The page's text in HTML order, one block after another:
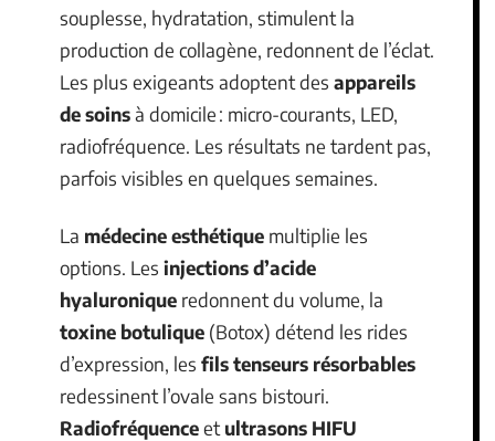
souplesse, hydratation, stimulent la
production de collagène, redonnent de l’éclat.
Les plus exigeants adoptent des appareils
de soinsà domicile : micro-courants, LED,
radiofréquence. Les résultats ne tardent pas,
parfois visibles en quelques semaines.
La médecine esthétique multiplie les
options. Les injections d’acide
hyaluronique redonnent du volume, la
toxine botulique (Botox) détend les rides
d’expression, les fils tenseurs résorbables
redessinent l’ovale sans bistouri.
Radiofréquenceet ultrasons HIFU